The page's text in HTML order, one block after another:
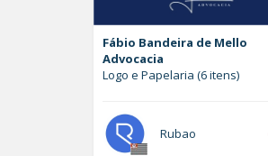
Fábio Bandeira de Mello
Advocacia
Logo e Papelaria (6 itens)
Rubao